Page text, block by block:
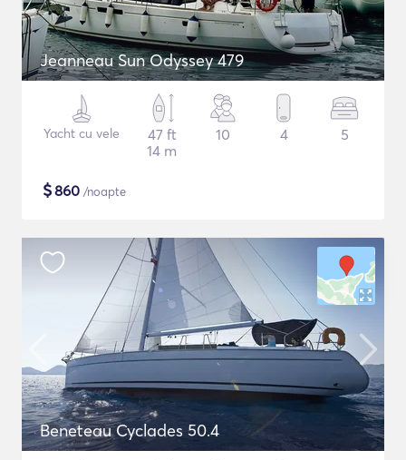
Jeanneau Sun Odyssey 479
Yacht cu vele
47 ft
14 m
10 4 5
$860 /noapte
Beneteau Cyclades 50.4